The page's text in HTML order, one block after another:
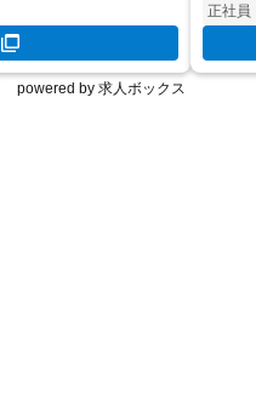
powered by 求人ボックス
正社員